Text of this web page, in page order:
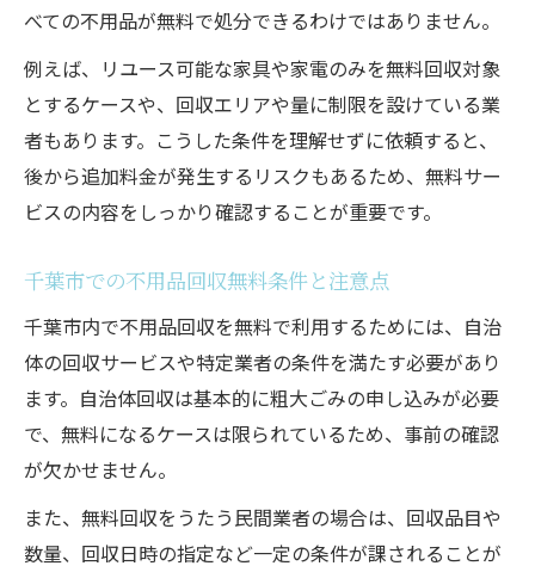
べての不用品が無料で処分できるわけではありません。
例えば、リユース可能な家具や家電のみを無料回収対象
とするケースや、回収エリアや量に制限を設けている業
者もあります。こうした条件を理解せずに依頼すると、
後から追加料金が発生するリスクもあるため、無料サー
ビスの内容をしっかり確認することが重要です。
千葉市での不用品回収無料条件と注意点
千葉市内で不用品回収を無料で利用するためには、自治
体の回収サービスや特定業者の条件を満たす必要があり
ます。自治体回収は基本的に粗大ごみの申し込みが必要
で、無料になるケースは限られているため、事前の確認
が欠かせません。
また、無料回収をうたう民間業者の場合は、回収品目や
数量、回収日時の指定など一定の条件が課されることが